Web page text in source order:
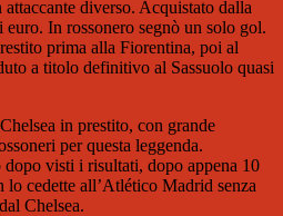
diverso. Acquistato dalla
In rossonero segnò un solo gol.
prima alla Fiorentina, poi al
a titolo definitivo al Sassuolo quasi
in prestito, con grande
per questa leggenda.
dopo visti i risultati, dopo appena 10
cedette all’Atlético Madrid senza
Chelsea.